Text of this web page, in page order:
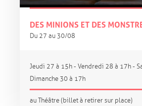
DES MINIONS ET DES
Du 27 au 30/08
Jeudi 27 à 15h - Vendredi 28 à 17h -
Dimanche 30 à 17h
au Théâtre (billet à retirer sur place)